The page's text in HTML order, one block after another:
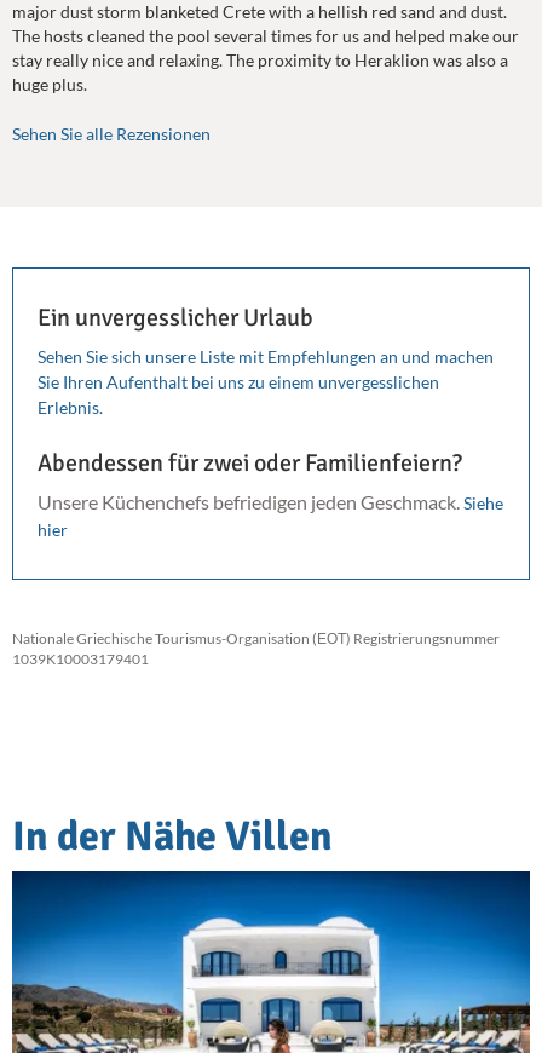
major dust storm blanketed Crete with a hellish red sand and dust.
The hosts cleaned the pool several times for us and helped make our
stay really nice and relaxing. The proximity to Heraklion was also a
huge plus.
Sehen Sie alle Rezensionen
Ein unvergesslicher Urlaub
Sehen Sie sich unsere Liste mit Empfehlungen an und machen
Sie Ihren Aufenthalt bei uns zu einem unvergesslichen
Erlebnis.
Abendessen für zwei oder Familienfeiern?
Unsere Küchenchefs befriedigen jeden Geschmack.Siehe
hier
Nationale Griechische Tourismus-Organisation (ΕΟΤ) Registrierungsnummer
1039K10003179401
In der Nähe Villen